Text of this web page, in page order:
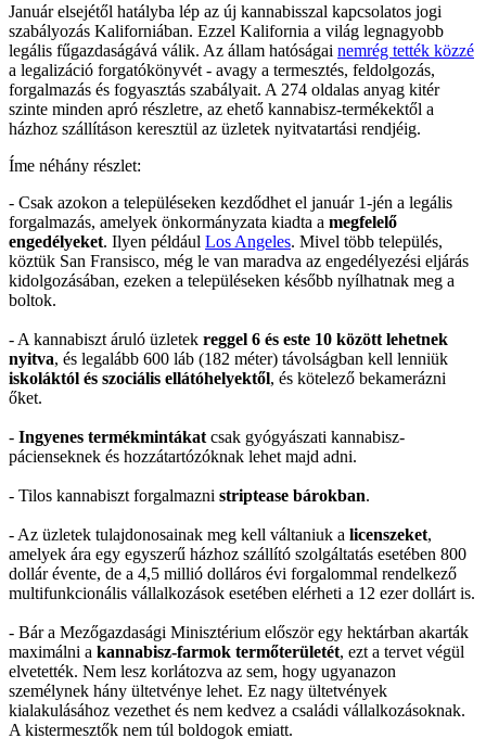
Január elsejétől hatályba lép az új kannabisszal kapcsolatos jogi
szabályozás Kaliforniában. Ezzel Kalifornia a világ legnagyobb
legális fűgazdaságává válik. Az állam hatóságai nemrég tették közzé
a legalizáció forgatókönyvét - avagy a termesztés, feldolgozás,
forgalmazás és fogyasztás szabályait. A 274 oldalas anyag kitér
szinte minden apró részletre, az ehető kannabisz-termékektől a
házhoz szállításon keresztül az üzletek nyitvatartási rendjéig.
Íme néhány részlet:
- Csak azokon a településeken kezdődhet el január 1-jén a legális
forgalmazás, amelyek önkormányzata kiadta a megfelelő
engedélyeket. Ilyen például Los Angeles. Mivel több település,
köztük San Fransisco, még le van maradva az engedélyezési eljárás
kidolgozásában, ezeken a településeken később nyílhatnak meg a
boltok.
- A kannabiszt áruló üzletek reggel 6 és este 10 között lehetnek
nyitva, és legalább 600 láb (182 méter) távolságban kell lenniük
iskoláktól és szociális ellátóhelyektől, és kötelező bekamerázni
őket.
- Ingyenes termékmintákat csak gyógyászati kannabisz-
pácienseknek és hozzátartózóknak lehet majd adni.
- Tilos kannabiszt forgalmazni striptease bárokban.
- Az üzletek tulajdonosainak meg kell váltaniuk a licenszeket,
amelyek ára egy egyszerű házhoz szállító szolgáltatás esetében 800
dollár évente, de a 4,5 millió dolláros évi forgalommal rendelkező
multifunkcionális vállalkozások esetében elérheti a 12 ezer dollárt is.
- Bár a Mezőgazdasági Minisztérium először egy hektárban akarták
maximálni a kannabisz-farmok termőterületét, ezt a tervet végül
elvetették. Nem lesz korlátozva az sem, hogy ugyanazon
személynek hány ültetvénye lehet. Ez nagy ültetvények
kialakulásához vezethet és nem kedvez a családi vállalkozásoknak.
A kistermesztők nem túl boldogok emiatt.